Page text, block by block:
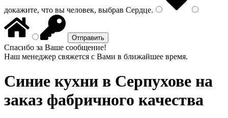
докажите, что вы человек, выбрав Сердце.
Спасибо за Ваше сообщение!
Наш менеджер свяжется с Вами в ближайшее время.
Синие кухни в Серпухове на
заказ фабричного качества